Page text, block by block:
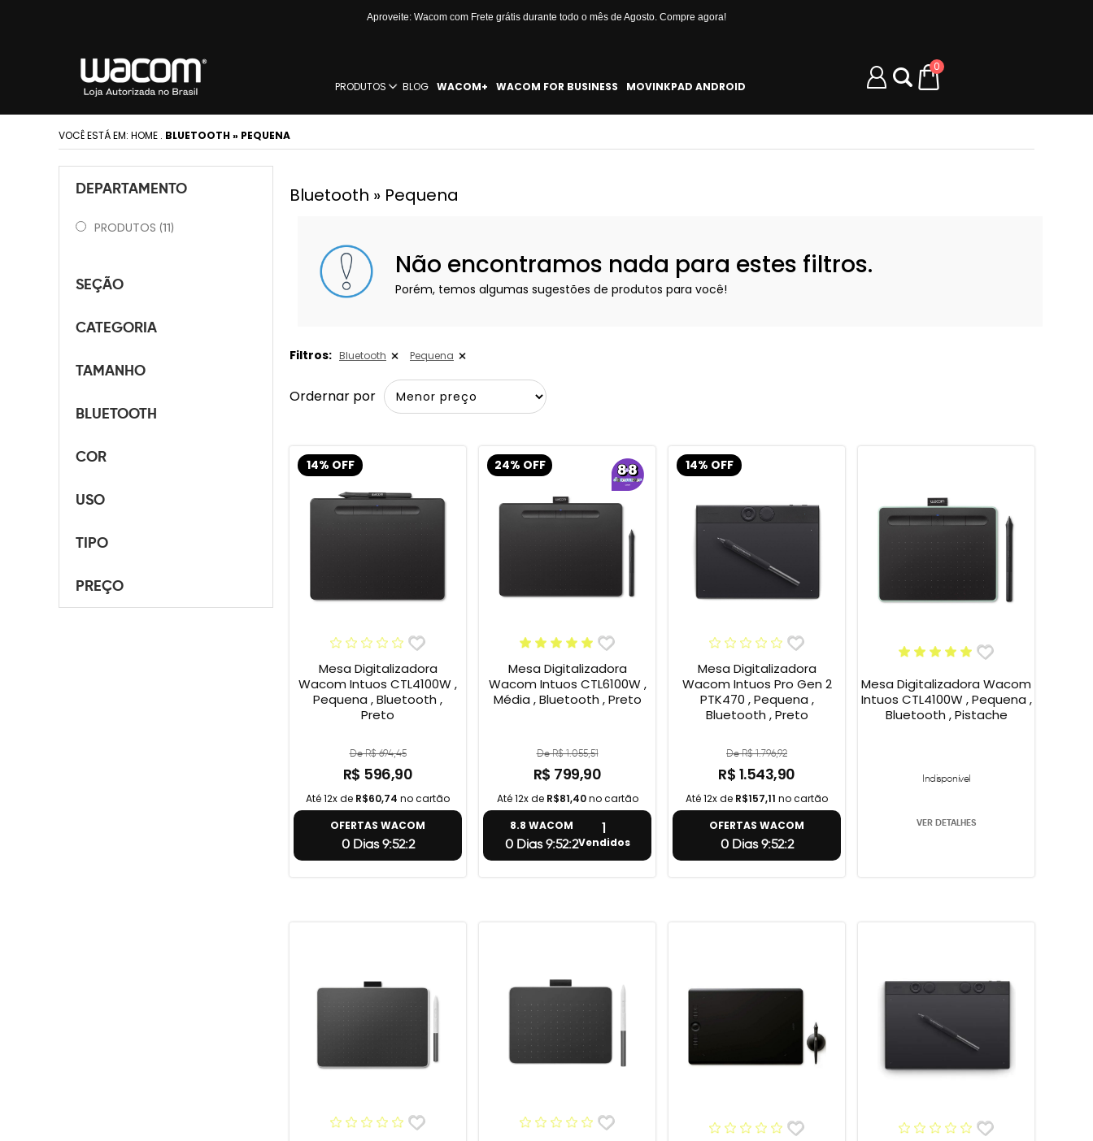
Aproveite: Wacom com Frete grátis durante todo o mês de Agosto. Compre agora!
PRODUTOS BLOG WACOM+ WACOM FOR BUSINESS MOVINKPAD ANDROID
0
VOCÊ ESTÁ EM: HOME . BLUETOOTH » PEQUENA
DEPARTAMENTO
PRODUTOS (11)
SEÇÃO
CATEGORIA
TAMANHO
BLUETOOTH
COR
USO
TIPO
PREÇO
Bluetooth » Pequena
Não encontramos nada para estes filtros.
Porém, temos algumas sugestões de produtos para você!
Filtros: Bluetooth Pequena
Ordernar por
14% OFF
Mesa Digitalizadora
Wacom Intuos CTL4100W ,
Pequena , Bluetooth ,
Preto
De R$ 694,45
R$ 596,90
Até 12x de R$60,74 no cartão
OFERTAS WACOM
0 Dias 9:52:1
24% OFF
Mesa Digitalizadora
Wacom Intuos CTL6100W ,
Média , Bluetooth , Preto
De R$ 1.055,51
R$ 799,90
Até 12x de R$81,40no cartão
8.8 WACOM
0 Dias 9:52:1
1
Vendidos
14% OFF
Mesa Digitalizadora
Wacom Intuos Pro Gen 2
PTK470 , Pequena ,
Bluetooth , Preto
De R$ 1.796,92
R$ 1.543,90
Até 12x de R$157,11 no cartão
OFERTAS WACOM
0 Dias 9:52:1
Mesa Digitalizadora Wacom
Intuos CTL4100W , Pequena ,
Bluetooth , Pistache
Indisponível
VER DETALHES